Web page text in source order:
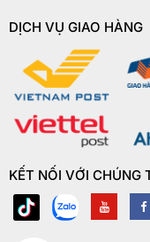
DỊCH VỤ GIAO HÀNG
KẾT NỐI VỚI CHÚNG